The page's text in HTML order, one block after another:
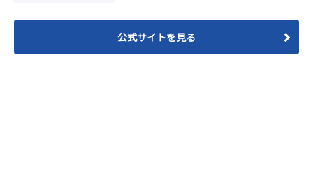
公式サイトを見る